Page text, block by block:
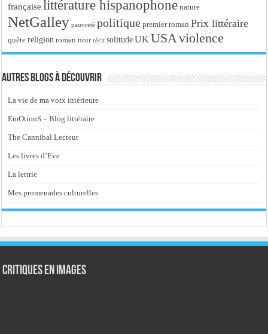
française littérature hispanophone nature
NetGalley pauvreté politique premier roman Prix littéraire
quête religion roman noir récit solitude UK USAviolence
Autres blogs à découvrir
La vie de ma voix intérieure
EmOtionS – Blog littéraire
The Cannibal Lecteur
Les livres d’Eve
La lettrie
Mes promenades culturelles
Critiques en images